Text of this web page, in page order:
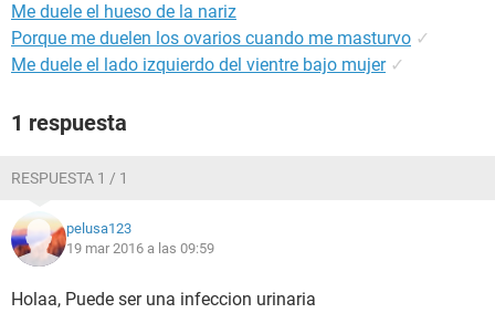
Me duele el hueso de la nariz
Porque me duelen los ovarios cuando me masturvo ✓
Me duele el lado izquierdo del vientre bajo mujer ✓
1 respuesta
RESPUESTA 1 / 1
pelusa123
19 mar 2016 a las 09:59
Holaa, Puede ser una infeccion urinaria